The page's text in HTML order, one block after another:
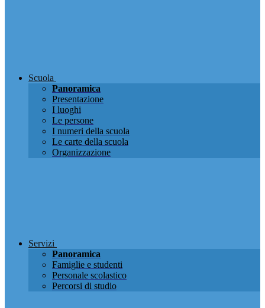
Scuola
Panoramica
Presentazione
I luoghi
Le persone
I numeri della scuola
Le carte della scuola
Organizzazione
Servizi
Panoramica
Famiglie e studenti
Personale scolastico
Percorsi di studio